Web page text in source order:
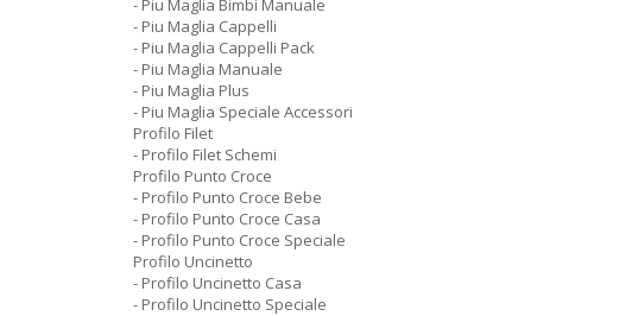
- Piu Maglia Bimbi Manuale
- Piu Maglia Cappelli
- Piu Maglia Cappelli Pack
- Piu Maglia Manuale
- Piu Maglia Plus
- Piu Maglia Speciale Accessori
Profilo Filet
- Profilo Filet Schemi
Profilo Punto Croce
- Profilo Punto Croce Bebe
- Profilo Punto Croce Casa
- Profilo Punto Croce Speciale
Profilo Uncinetto
- Profilo Uncinetto Casa
- Profilo Uncinetto Speciale